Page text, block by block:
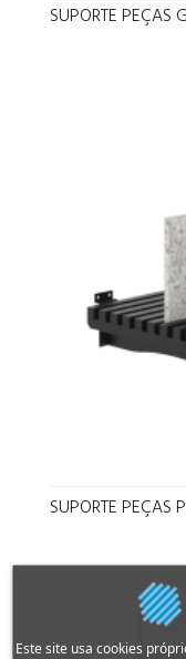
SUPORTE PEÇAS
SUPORTE PEÇAS
Este site usa cookies